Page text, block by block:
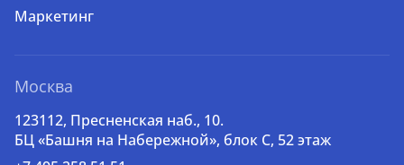
Маркетинг
Москва
123112, Пресненская наб., 10.
БЦ «Башня на Набережной», блок С, 52 этаж